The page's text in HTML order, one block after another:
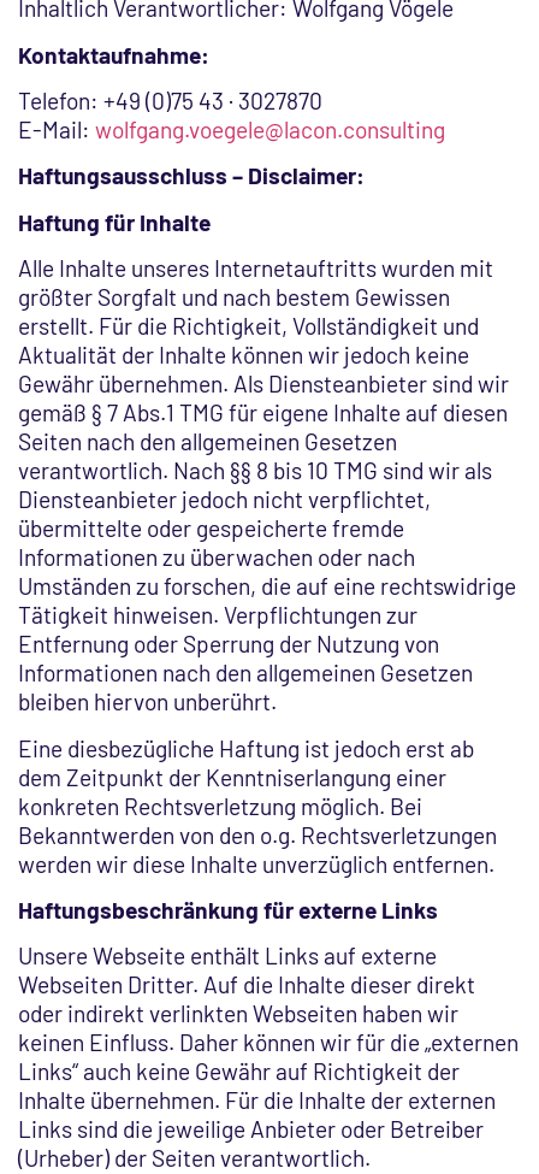
Inhaltlich Verantwortlicher: Wolfgang Vögele
Kontaktaufnahme:
Telefon: +49 (0)75 43 · 3027870
E-Mail: wolfgang.voegele@lacon.consulting
Haftungsausschluss – Disclaimer:
Haftung für Inhalte
Alle Inhalte unseres Internetauftritts wurden mit
größter Sorgfalt und nach bestem Gewissen
erstellt. Für die Richtigkeit, Vollständigkeit und
Aktualität der Inhalte können wir jedoch keine
Gewähr übernehmen. Als Diensteanbieter sind wir
gemäß § 7 Abs.1 TMG für eigene Inhalte auf diesen
Seiten nach den allgemeinen Gesetzen
verantwortlich. Nach §§ 8 bis 10 TMG sind wir als
Diensteanbieter jedoch nicht verpflichtet,
übermittelte oder gespeicherte fremde
Informationen zu überwachen oder nach
Umständen zu forschen, die auf eine rechtswidrige
Tätigkeit hinweisen. Verpflichtungen zur
Entfernung oder Sperrung der Nutzung von
Informationen nach den allgemeinen Gesetzen
bleiben hiervon unberührt.
Eine diesbezügliche Haftung ist jedoch erst ab
dem Zeitpunkt der Kenntniserlangung einer
konkreten Rechtsverletzung möglich. Bei
Bekanntwerden von den o.g. Rechtsverletzungen
werden wir diese Inhalte unverzüglich entfernen.
Haftungsbeschränkung für externe Links
Unsere Webseite enthält Links auf externe
Webseiten Dritter. Auf die Inhalte dieser direkt
oder indirekt verlinkten Webseiten haben wir
keinen Einfluss. Daher können wir für die „externen
Links“ auch keine Gewähr auf Richtigkeit der
Inhalte übernehmen. Für die Inhalte der externen
Links sind die jeweilige Anbieter oder Betreiber
(Urheber) der Seiten verantwortlich.